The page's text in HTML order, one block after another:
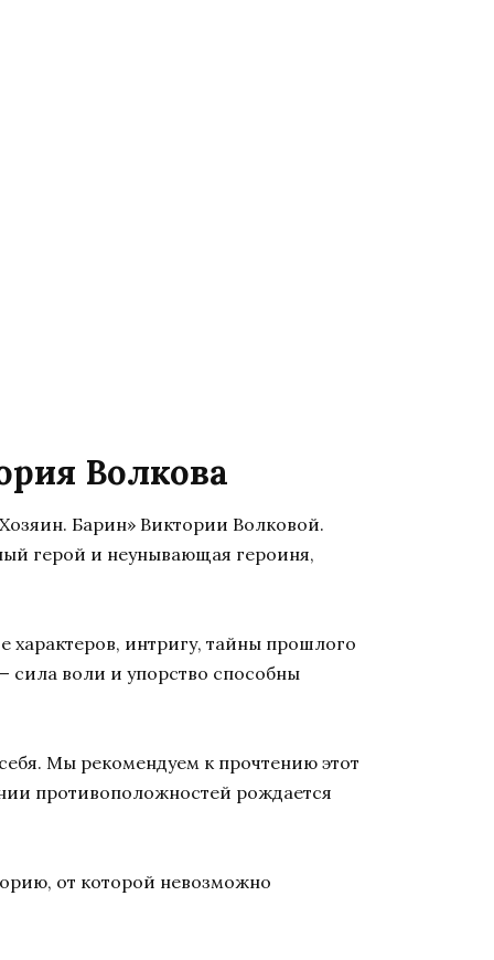
Волкова
Барин» Виктории Волковой.
герой и неунывающая героиня,
характеров, интригу, тайны прошлого
сила воли и упорство способны
Мы рекомендуем к прочтению этот
противоположностей рождается
от которой невозможно